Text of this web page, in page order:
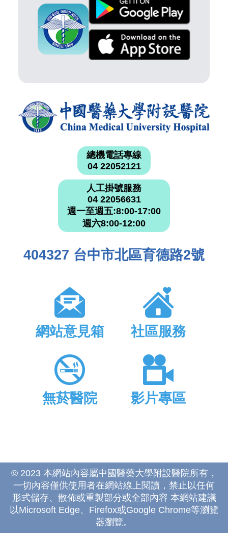
總機電話專線
04 22052121
人工掛號服務
04 22056631
週一至週五:8:00-17:00
週六8:00-12:00
404327 台中市北區育德路2號
網站意見箱 社區服務
無菸醫院 影片專區
© 2023 本網站內容屬中國醫藥大學附設醫院所有，
一切內容僅供使用者在網站線上閱讀，禁止以任何
形式儲存、散佈或重製部分或全部內容 本網站建議
以Microsoft Edge、Firefox或Google Chrome等瀏覽
器瀏覽。